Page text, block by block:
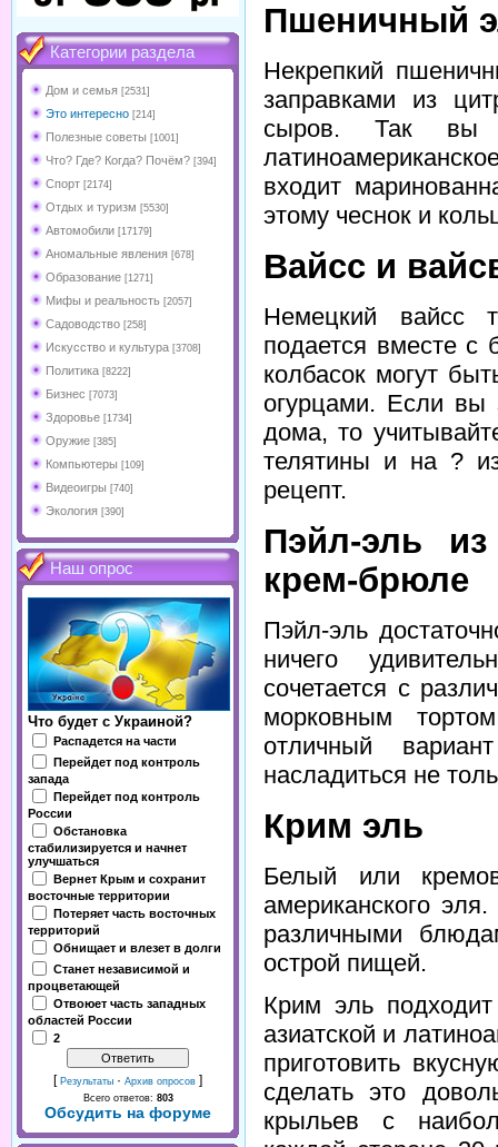
Категории раздела
Дом и семья [2531]
Это интересно [214]
Полезные советы [1001]
Что? Где? Когда? Почём? [394]
Спорт [2174]
Отдых и туризм [5530]
Автомобили [17179]
Аномальные явления [678]
Образование [1271]
Мифы и реальность [2057]
Садоводство [258]
Искусство и культура [3708]
Политика [8222]
Бизнес [7073]
Здоровье [1734]
Оружие [385]
Компьютеры [109]
Видеоигры [740]
Экология [390]
Наш опрос
Что будет с Украиной?
Распадется на части
Перейдет под контроль
запада
Перейдет под контроль
России
Обстановка
стабилизируется и начнет
улучшаться
Вернет Крым и сохранит
восточные территории
Потеряет часть восточных
территорий
Обнищает и влезет в долги
Станет независимой и
процветающей
Отвоюет часть западных
областей России
2
[ Результаты · Архив опросов ]
Всего ответов: 803
Обсудить на форуме
Пшеничный
Некрепкий
заправками из
сыров. Так вы
входит
этому чеснок и
Вайсс и
Немецкий вайсс
подается вместе с
колбасок могут
огурцами. Если вы
дома, то
телятины и на ?
рецепт.
Пэйл-эль
крем-брюле
Пэйл-эль
ничего
сочетается с
морковным
отличный
насладиться не
Крим эль
Белый или
американского
различными
острой пищей.
Крим эль
азиатской и
приготовить
сделать это
крыльев с